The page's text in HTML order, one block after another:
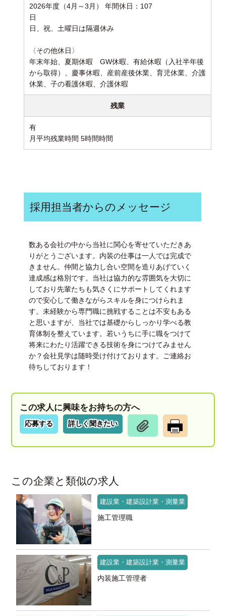
2026年度（4月～3月） 年間休日：107
日
日、祝、土曜日は隔週休み
〈その他休日〉
年末年始、夏期休暇 GW休暇、有給休暇（入社半年後
から取得）、慶事休暇、産前産後休業、育児休業、介護
休業、子の看護休暇、介護休暇
残業
有
月平均残業時間 5時間時間
採用担当者からのメッセージ
数ある会社の中から当社に関心を寄せていただきあ
りがとうございます。内装の仕事は一人では完成で
きません。仲間と協力し合い空間を造りあげていく
達成感は格別です。当社は協力的な雰囲気を大切に
しており先輩たちも気さくにサポートしてくれます
ので安心して働きながらスキルを身につけられま
す。未経験から専門職に挑戦することは不安もある
と思いますが、当社では基礎からしっかり学べる教
育体制を整えています。若いうちに手に職をつけて
将来にわたり活躍できる技術を身につけてみません
か？会社見学は随時受け付けております。ご連絡お
待ちしております！
この求人に興味をお持ちの方へ
応募する 詳しく聞きたい
この企業と類似の求人
建設業・建築設計業・測量業
施工管理職
建設業・建築設計業・測量業
内装施工管理者